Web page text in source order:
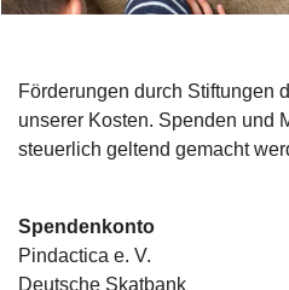
Förderungen durch Stiftungen
unserer Kosten. Spenden und
steuerlich geltend gemacht
Spendenkonto
Pindactica e. V.
Deutsche Skatbank